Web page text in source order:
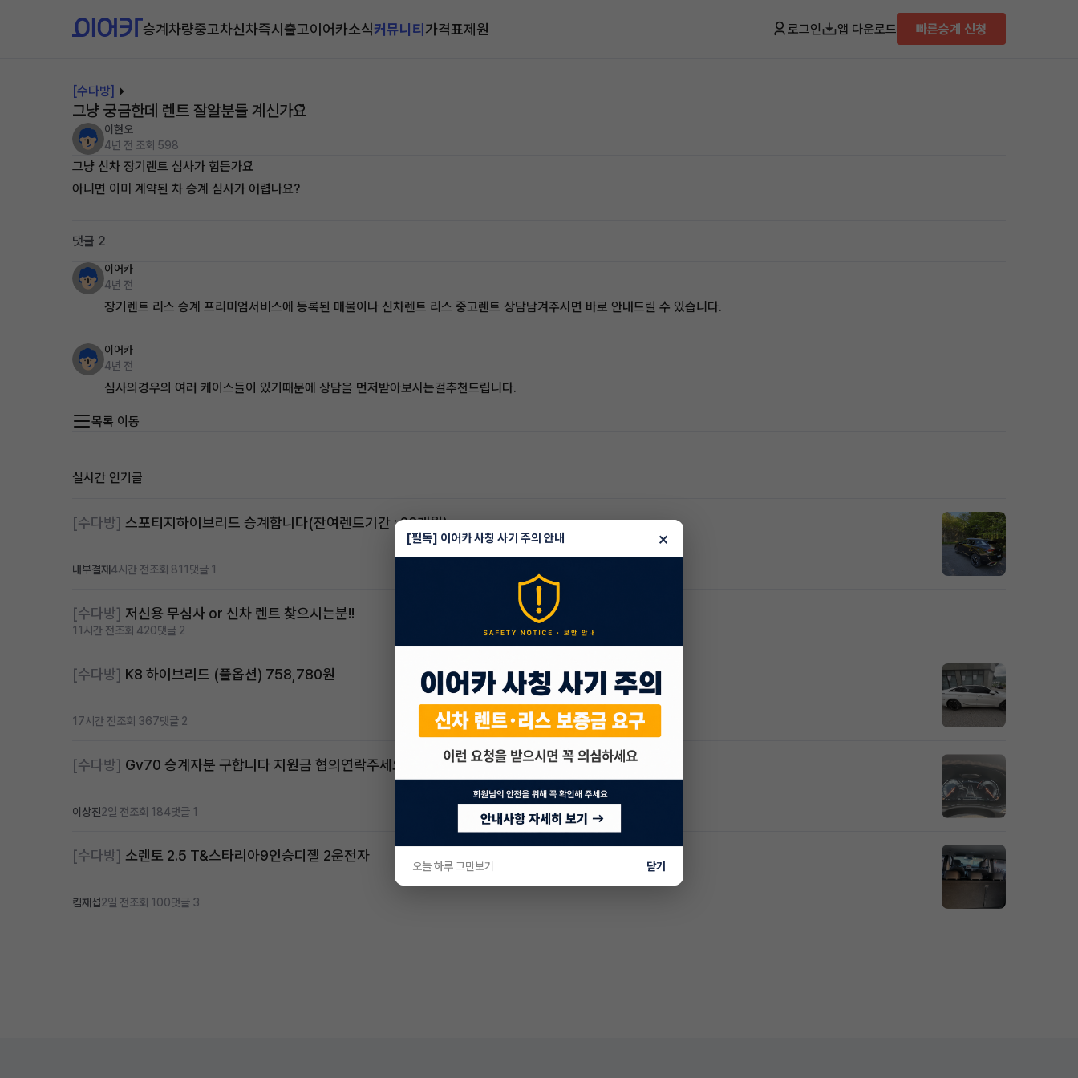
승계차량중고차신차즉시출고이어카소식커뮤니티가격표제원 로그인 앱 다운로드 빠른승계 신청
[수다방]
그냥 궁금한데 렌트 잘알분들 계신가요̆̈
이현오
4년 전 조회 598
그냥 신차 장기렌트 심사가 힘든가요̆̈
아니면 이미 계약된 차 승계 심사가 어렵나요̆̈?
댓글 2
이어카
4년 전
장기렌트 리스 승계 프리미엄서비스에 등록된 매물이나 신차렌트 리스 중고렌트 상담남겨주시면 바로 안내드릴 수 있습니다.
이어카
4년 전
심사의경우의 여러 케이스들이 있기때문에 상담을 먼저받아보시는걸추천드립니다.
목록 이동
실시간 인기글
[수다방] 스포티지하이브리드 승계합니다(잔여렌트기간 : 26개월)
내부결재4시간 전조회 811 댓글 1
[수다방] 저신용 무심사 or 신차 렌트 찾으시는분!!
11시간 전조회 420댓글 2
[수다방] K8 하이브리드 (풀옵션) 758,780원
17시간 전조회 367댓글 2
[수다방] Gv70 승계자분 구합니다 지원금 협의연락주세요
이상진2일 전조회 184댓글 1
[수다방] 소렌토 2.5 T&스타리아9인승디젤 2운전자
킴재섭2일 전조회 100댓글 3
[필독] 이어카 사칭 사기 주의 안내 ×
오늘 하루 그만보기 닫기